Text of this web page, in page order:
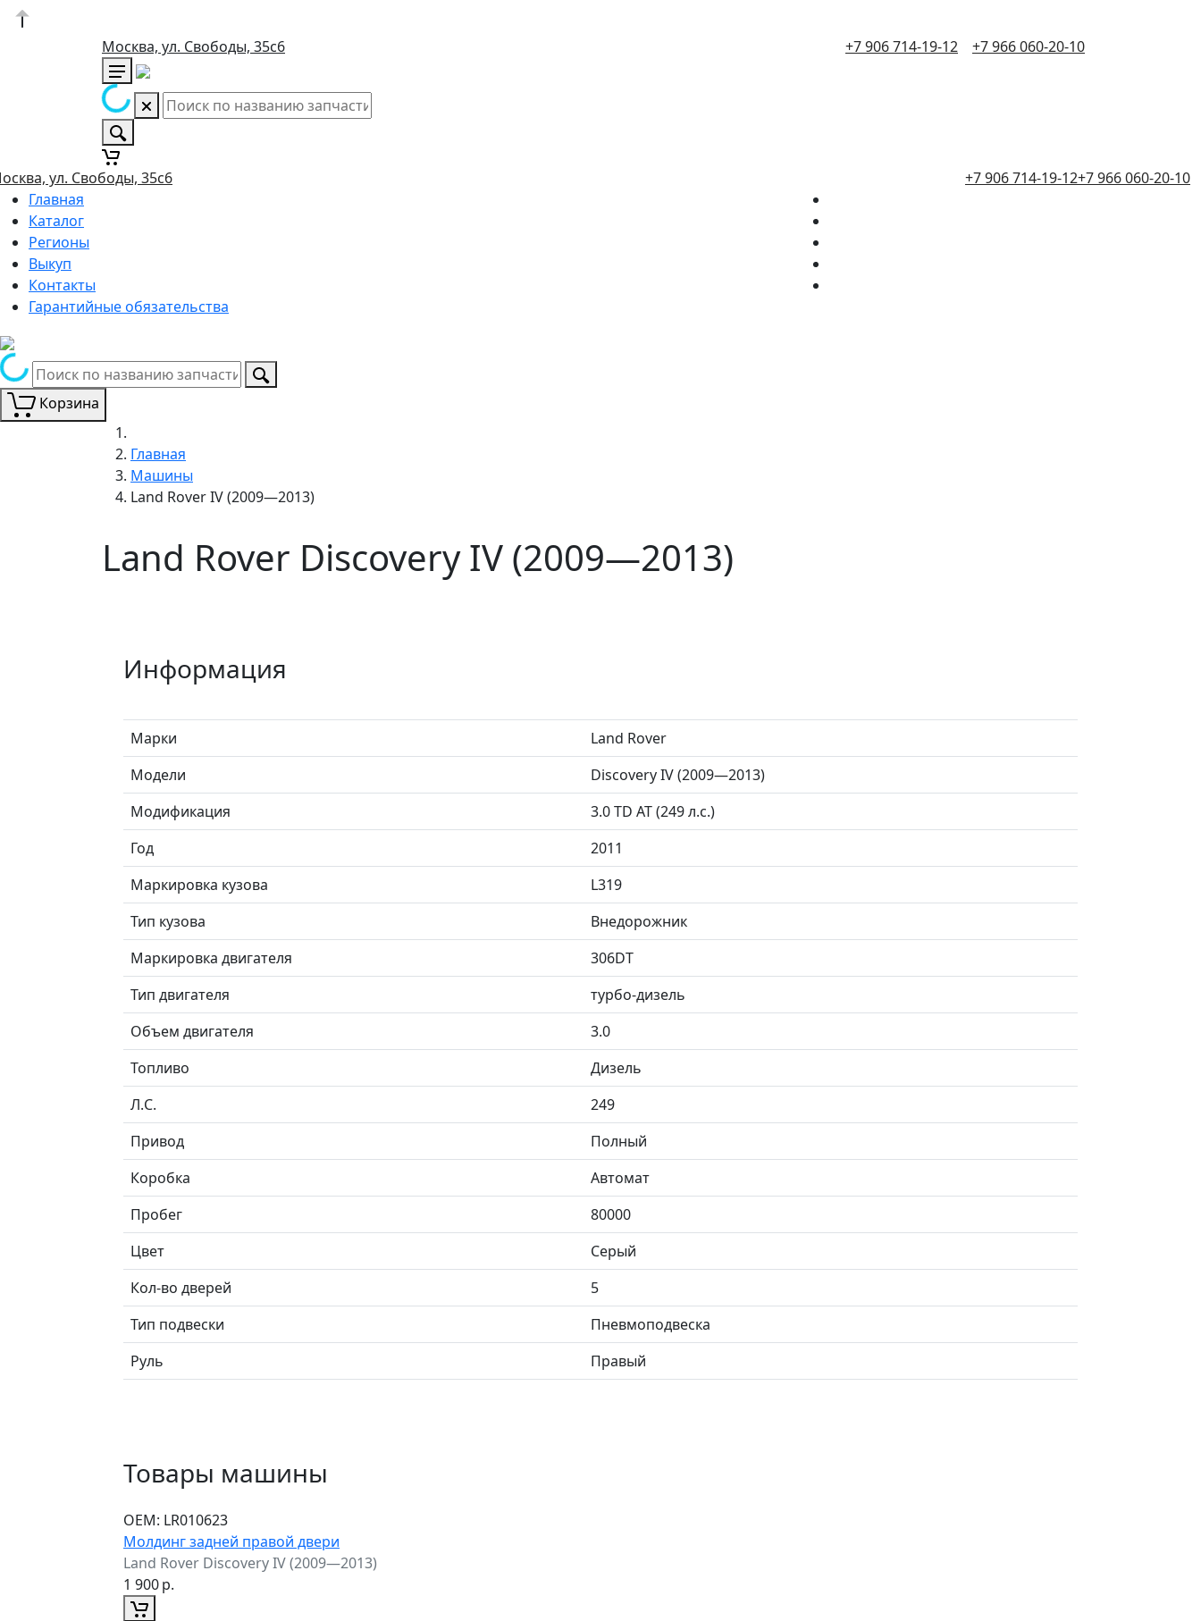
Москва, ул. Свободы, 35с6 +7 906 714-19-12 +7 966 060-20-10
ул. Свободы, 35с6 +7 906 714-19-12+7 966 060-20-10
Главная
Каталог
Регионы
Выкуп
Контакты
Гарантийные обязательства
Корзина
Главная
Машины
Land Rover IV (2009—2013)
Land Rover Discovery IV (2009—2013)
Информация
Марки
Land Rover
Модели
Discovery IV (2009—2013)
Модификация
3.0 TD AT (249 л.с.)
Год
2011
Маркировка кузова
L319
Тип кузова
Внедорожник
Маркировка двигателя
306DT
Тип двигателя
турбо-дизель
Объем двигателя
3.0
Топливо
Дизель
Л.C.
249
Привод
Полный
Коробка
Автомат
Пробег
80000
Цвет
Серый
Кол-во дверей
5
Тип подвески
Пневмоподвеска
Руль
Правый
Товары машины
ОЕМ: LR010623
Молдинг задней правой двери
Land Rover Discovery IV (2009—2013)
1 900р.